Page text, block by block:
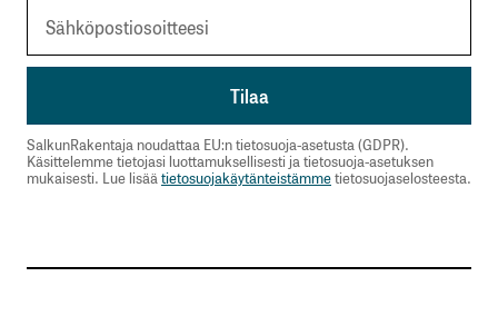
SalkunRakentaja noudattaa EU:n tietosuoja-asetusta (GDPR).
Käsittelemme tietojasi luottamuksellisesti ja tietosuoja-asetuksen
mukaisesti. Lue lisää tietosuojakäytänteistämmetietosuojaselosteesta.